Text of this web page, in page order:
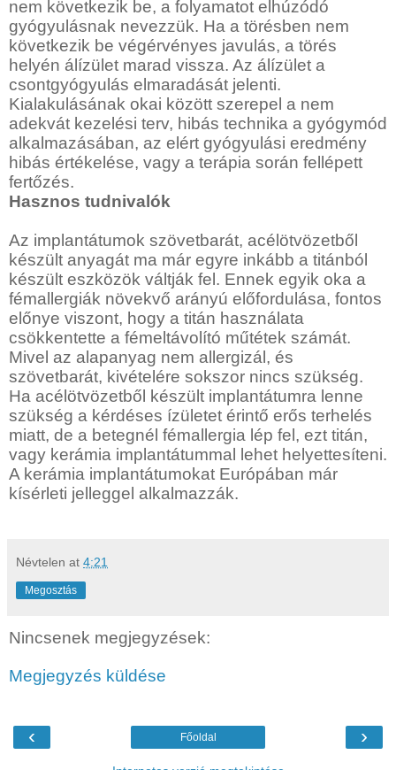
nem következik be, a folyamatot elhúzódó
gyógyulásnak nevezzük. Ha a törésben nem
következik be végérvényes javulás, a törés
helyén álízület marad vissza. Az álízület a
csontgyógyulás elmaradását jelenti.
Kialakulásának okai között szerepel a nem
adekvát kezelési terv, hibás technika a gyógymód
alkalmazásában, az elért gyógyulási eredmény
hibás értékelése, vagy a terápia során fellépett
fertőzés.
Hasznos tudnivalók
Az implantátumok szövetbarát, acélötvözetből
készült anyagát ma már egyre inkább a titánból
készült eszközök váltják fel. Ennek egyik oka a
fémallergiák növekvő arányú előfordulása, fontos
előnye viszont, hogy a titán használata
csökkentette a fémeltávolító műtétek számát.
Mivel az alapanyag nem allergizál, és
szövetbarát, kivételére sokszor nincs szükség.
Ha acélötvözetből készült implantátumra lenne
szükség a kérdéses ízületet érintő erős terhelés
miatt, de a betegnél fémallergia lép fel, ezt titán,
vagy kerámia implantátummal lehet helyettesíteni.
A kerámia implantátumokat Európában már
kísérleti jelleggel alkalmazzák.
Névtelen at 4:21
Megosztás
Nincsenek megjegyzések:
Megjegyzés küldése
‹ ›
Főoldal